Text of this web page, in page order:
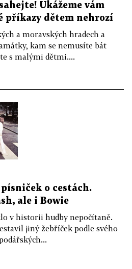
Ukážeme vám
příkazy dětem nehrozí
a moravských hradech a
kam se nemusíte bát
s malými dětmi....
o cestách.
ale i Bowie
v historii hudby nepočítaně.
jiný žebříček podle svého